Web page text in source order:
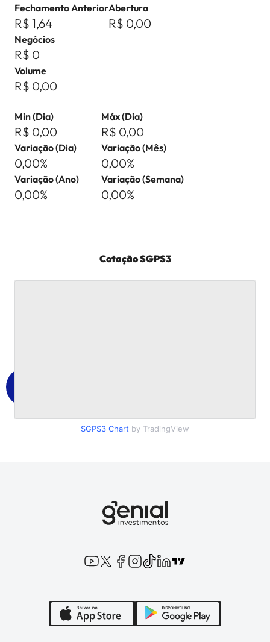
Fechamento Anterior
R$ 1,64
Abertura
R$ 0,00
Negócios
R$ 0
Volume
R$ 0,00
Min (Dia)
R$ 0,00
Máx (Dia)
R$ 0,00
Variação (Dia)
0,00%
Variação (Mês)
0,00%
Variação (Ano)
0,00%
Variação (Semana)
0,00%
CotaçãoSGPS3
SGPS3 Chart by TradingView